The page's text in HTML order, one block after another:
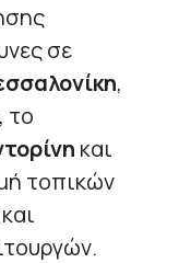
σε
,
, το
και
τοπικών